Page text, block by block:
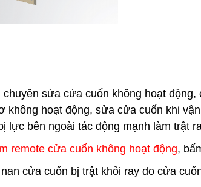
chuyên sửa cửa cuốn không hoạt
không hoạt động, sửa cửa cuốn khi
lực bên ngoài tác động mạnh làm trật
remote cửa cuốn không hoạt động,
cửa cuốn bị trật khỏi ray do cửa